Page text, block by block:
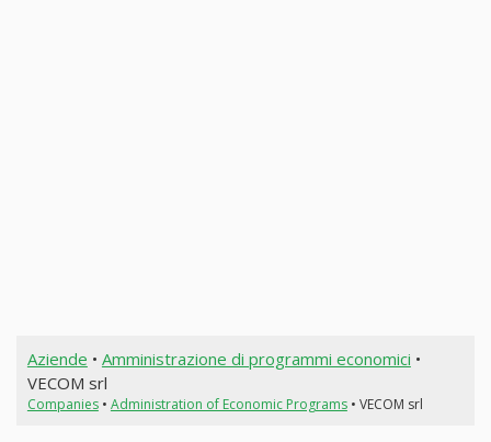
Aziende • Amministrazione di programmi economici •
VECOM srl
Companies• Administration of Economic Programs• VECOM srl